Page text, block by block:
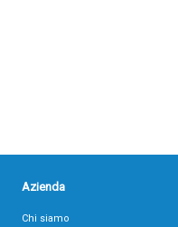
Azienda
Chi siamo